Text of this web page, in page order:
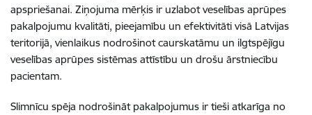
apspriešanai. Ziņojuma mērķis ir uzlabot veselības aprūpes
pakalpojumu kvalitāti, pieejamību un efektivitāti visā Latvijas
teritorijā, vienlaikus nodrošinot caurskatāmu un ilgtspējīgu
veselības aprūpes sistēmas attīstību un drošu ārstniecību
pacientam.
Slimnīcu spēja nodrošināt pakalpojumus ir tieši atkarīga no